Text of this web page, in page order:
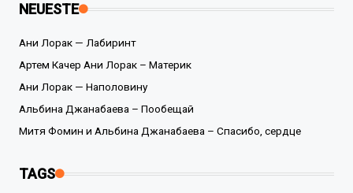
NEUESTE
Ани Лорак — Лабиринт
Артем Качер Ани Лорак – Материк
Ани Лорак — Наполовину
Альбина Джанабаева – Пообещай
Митя Фомин и Альбина Джанабаева – Спасибо, сердце
TAGS